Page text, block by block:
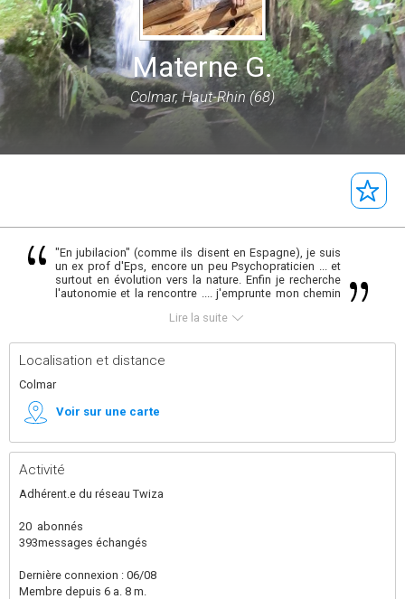
Materne G.
Colmar, Haut-Rhin (68)
"En jubilacion" (comme ils disent en Espagne), je suis
un ex prof d'Eps, encore un peu Psychopraticien ... et
surtout en évolution vers la nature. Enfin je recherche
l'autonomie et la rencontre .... j'emprunte mon chemin
Je viens sur Twiza pour solliciter/accepter de l'aide,
Lire la suite
Localisation et distance
Colmar
Voir sur une carte
Activité
Adhérent.e du réseau Twiza
20 abonnés
393messages échangés
Dernière connexion : 06/08
Membre depuis 6 a. 8 m.